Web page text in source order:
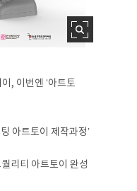
, 이번엔 ‘아트토
아트토이 제작과정’
리티 아트토이 완성